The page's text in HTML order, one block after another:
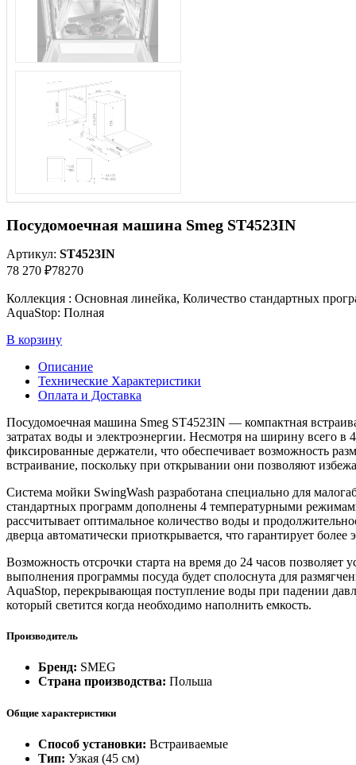
Посудомоечная машина Smeg ST4523IN
Артикул: ST4523IN
78 270 ₽78270
Коллекция : Основная линейка, Количество стандартных
AquaStop: Полная
В корзину
Описание
Технические Характеристики
Оплата и Доставка
Посудомоечная машина Smeg ST4523IN — компактная
затратах воды и электроэнергии. Несмотря на ширину всего
фиксированные держатели, что обеспечивает возможность
встраивание, поскольку при открывании они позволяют
Система мойки SwingWash разработана специально для
стандартных программ дополнены 4 температурными
рассчитывает оптимальное количество воды и
дверца автоматически приоткрывается, что гарантирует
Возможность отсрочки старта на время до 24 часов
выполнения программы посуда будет сполоснута для
AquaStop, перекрывающая поступление воды при падении
который светится когда необходимо наполнить емкость.
Производитель
Бренд: SMEG
Страна производства: Польша
Общие характеристики
Способ установки: Встраиваемые
Тип: Узкая (45 см)